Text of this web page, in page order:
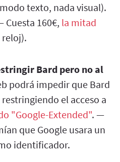
texto, nada visual).
Cuesta 160€, la mitad
reloj).
Bard pero no al
podrá impedir que Bard
el acceso a
"Google-Extended". —
que Google usara un
identificador.